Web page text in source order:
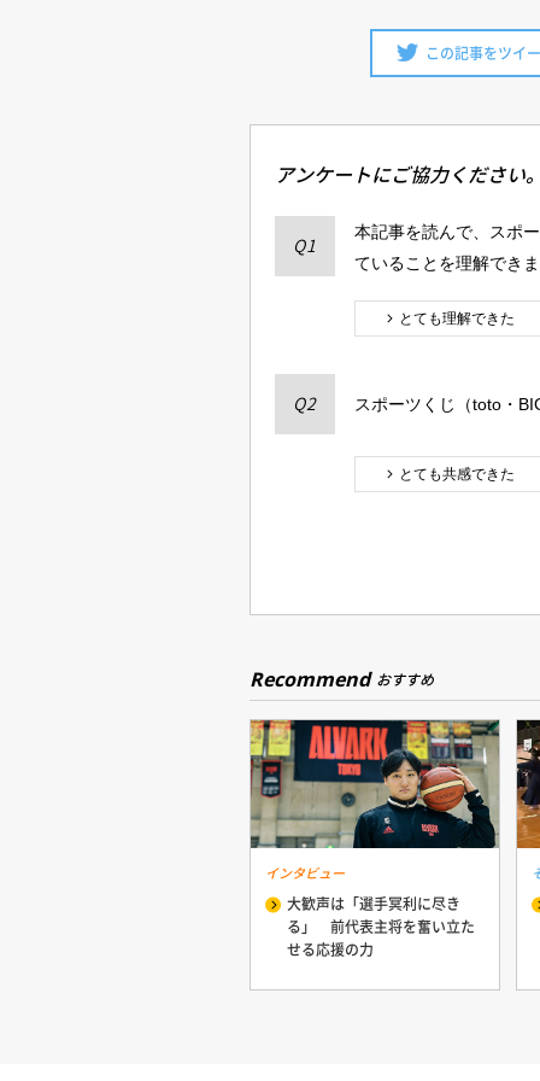
この記事をツイ
アンケートにご協力ください
Q1
本記事を読んで、スポ
ていることを理解でき
とても理解できた
Q2 スポーツくじ（toto・
とても共感できた
Recommend おすすめ
インタビュー
大歓声は「選手冥利に尽き
る」 前代表主将を奮い立た
せる応援の力